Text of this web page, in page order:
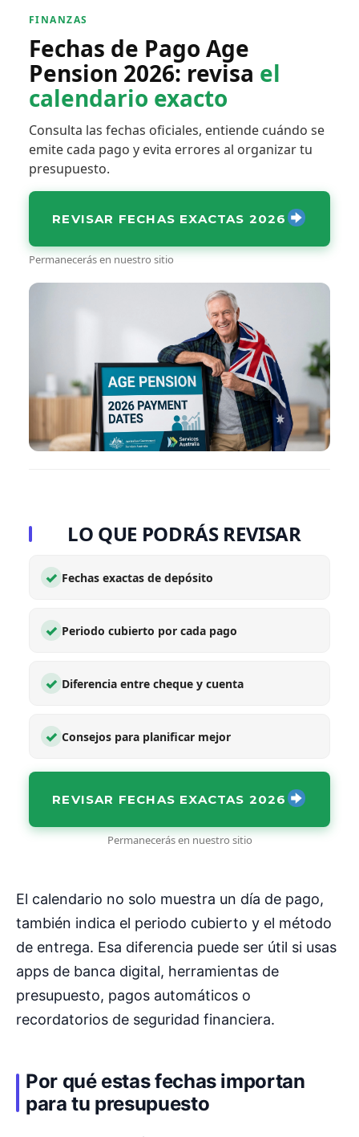
FINANZAS
Fechas de Pago Age
Pension 2026: revisa el
calendario exacto
Consulta las fechas oficiales, entiende cuándo se
emite cada pago y evita errores al organizar tu
presupuesto.
REVISAR FECHAS EXACTAS 2026
Permanecerás en nuestro sitio
LO QUE PODRÁS REVISAR
✓ Fechas exactas de depósito
✓ Periodo cubierto por cada pago
✓ Diferencia entre cheque y cuenta
✓ Consejos para planificar mejor
REVISAR FECHAS EXACTAS 2026
Permanecerás en nuestro sitio
El calendario no solo muestra un día de pago,
también indica el periodo cubierto y el método
de entrega. Esa diferencia puede ser útil si usas
apps de banca digital, herramientas de
presupuesto, pagos automáticos o
recordatorios de seguridad financiera.
Por qué estas fechas importan
para tu presupuesto